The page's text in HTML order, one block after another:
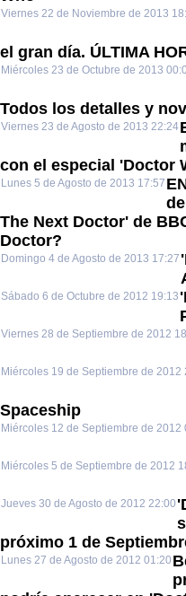
Viernes 22 de Noviembre de 2013
el gran día. ÚLTIMA
Miércoles 23 de Octubre de 2013
Todos los detalles y
Viernes 23 de Agosto de 2013 22:24
con el especial 'Doctor
Lunes 5 de Agosto de 2013 17:57
The Next Doctor' de
Doctor?
Domingo 4 de Agosto de 2013 17:27
Sábado 6 de Octubre de 2012 19:13
Viernes 28 de Septiembre de 2012
Miércoles 19 de Septiembre de 2012
Spaceship
Miércoles 12 de Septiembre de 2012
Miércoles 5 de Septiembre de 2012
Jueves 30 de Agosto de 2012 22:00
próximo 1 de
Lunes 27 de Agosto de 2012 01:20